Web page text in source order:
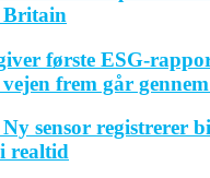
Britain
første ESG-
frem går
sensor registrerer
realtid